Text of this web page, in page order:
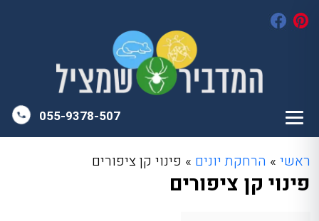
055-9378-507
ראשי » הרחקת יונים » פינוי קן ציפורים
פינוי קן ציפורים